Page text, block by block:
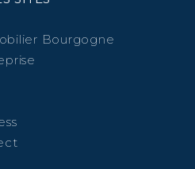
Bourgogne